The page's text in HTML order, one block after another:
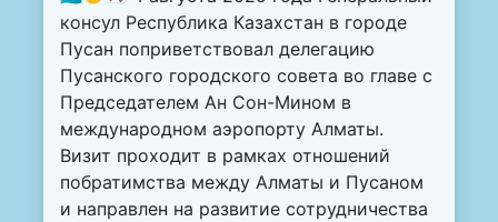
консул Республика Казахстан в городе
Пусан поприветствовал делегацию
Пусанского городского совета во главе с
Председателем Ан Сон-Мином в
международном аэропорту Алматы.
Визит проходит в рамках отношений
побратимства между Алматы и Пусаном
и направлен на развитие сотрудничества